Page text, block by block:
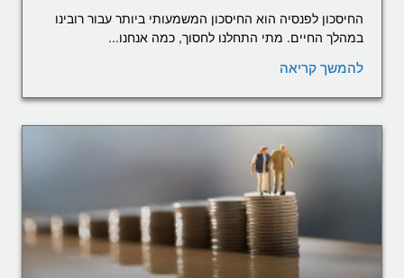
החיסכון לפנסיה הוא החיסכון המשמעותי ביותר עבור רובינו
במהלך החיים. מתי התחלנו לחסוך, כמה אנחנו...
להמשך קריאה